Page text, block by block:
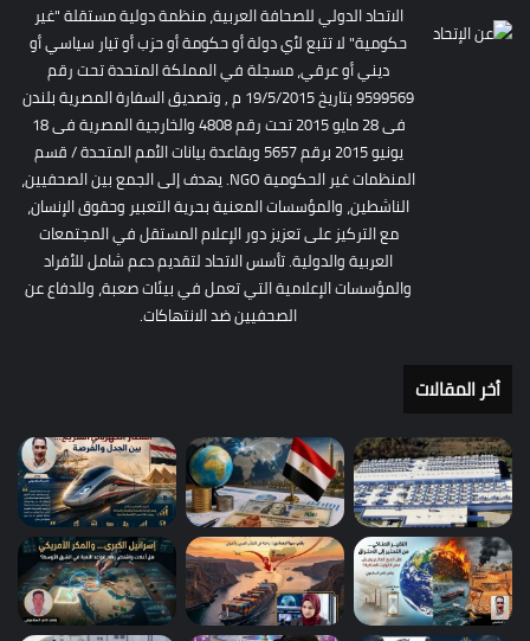
الاتحاد الدولي للصحافة العربية، منظمة دولية مستقلة "غير
حكومية" لا تتبع لأي دولة أو حكومة أو حزب أو تيار سياسي أو
ديني أو عرقي، مسجلة في المملكة المتحدة تحت رقم
9599569 بتاريخ 19/5/2015 م , وتصديق السفارة المصرية بلندن
فى 28 مايو 2015 تحت رقم 4808 والخارجية المصرية فى 18
يونيو 2015 برقم 5657 وبقاعدة بيانات الأمم المتحدة / قسم
المنظمات غير الحكومية NGO. يهدف إلى الجمع بين الصحفيين،
الناشطين، والمؤسسات المعنية بحرية التعبير وحقوق الإنسان،
مع التركيز على تعزيز دور الإعلام المستقل في المجتمعات
العربية والدولية. تأسس الاتحاد لتقديم دعم شامل للأفراد
والمؤسسات الإعلامية التي تعمل في بيئات صعبة، وللدفاع عن
الصحفيين ضد الانتهاكات.
أخر المقالات